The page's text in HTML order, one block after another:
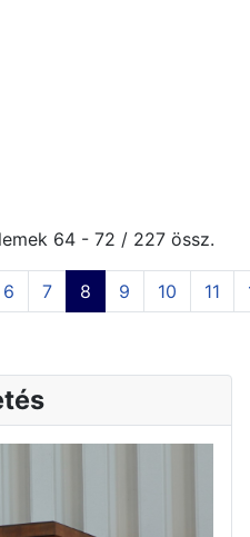
64 - 72 / 227 össz.
6 7 8 9 10 11